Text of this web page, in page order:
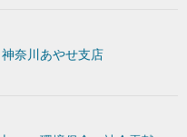
神奈川あやせ支店